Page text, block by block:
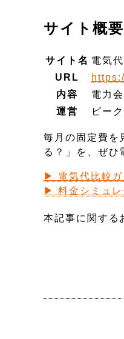
サイト概要
サイト名 電気
URL
内容
電力
運営
ピー
毎月の固定費を
る？」を、ぜひ
▶ 電気代比較ガ
▶ 料金シミュレ
本記事に関する